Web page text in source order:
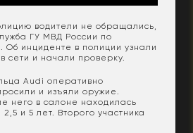
водители не обращались,
ГУ МВД России по
Об инциденте в полиции узнали
сети и начали проверку.
Audi оперативно
и изъяли оружие.
него в салоне находилась
и 5 лет. Второго участника